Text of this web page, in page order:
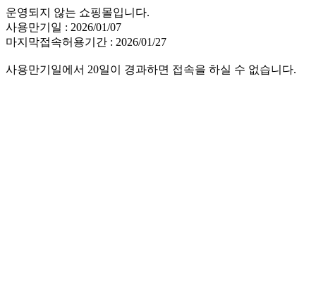
운영되지 않는 쇼핑몰입니다.
사용만기일 : 2026/01/07
마지막접속허용기간 : 2026/01/27
사용만기일에서 20일이 경과하면 접속을 하실 수 없습니다.